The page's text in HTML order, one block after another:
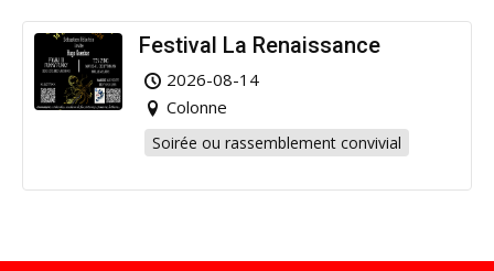
Festival La Renaissance
2026-08-14
Colonne
Soirée ou rassemblement convivial